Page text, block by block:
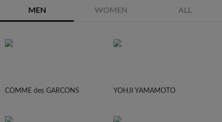
MEN WOMEN ALL
COMME des GARCONS YOHJI YAMAMOTO